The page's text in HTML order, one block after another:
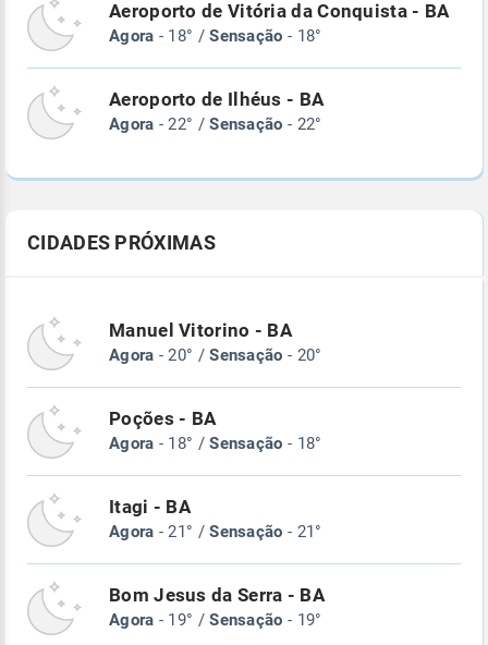
Aeroporto de Vitória da Conquista - BA
Agora - 18° /Sensação - 18°
Aeroporto de Ilhéus - BA
Agora - 22° /Sensação - 22°
CIDADES PRÓXIMAS
Manuel Vitorino - BA
Agora - 20° /Sensação - 20°
Poções - BA
Agora - 18° /Sensação - 18°
Itagi - BA
Agora - 21° /Sensação - 21°
Bom Jesus da Serra - BA
Agora - 19° /Sensação - 19°